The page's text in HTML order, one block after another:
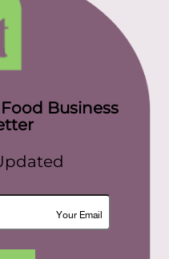
Business